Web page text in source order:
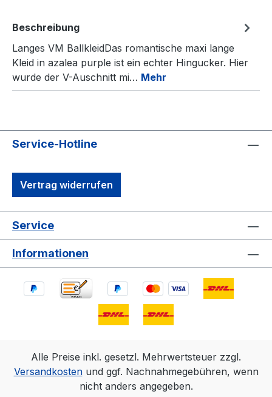
Beschreibung
Langes VM BallkleidDas romantische maxi lange
Kleid in azalea purple ist ein echter Hingucker. Hier
wurde der V-Auschnitt mi… Mehr
Service-Hotline
Vertrag widerrufen
Service
Informationen
Alle Preise inkl. gesetzl. Mehrwertsteuer zzgl.
Versandkostenund ggf. Nachnahmegebühren, wenn
nicht anders angegeben.